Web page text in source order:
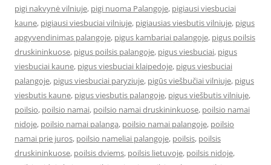
pigi nakvynė vilniuje, pigi nuoma Palangoje, pigiausi viesbuciai
kaune, pigiausi viesbuciai vilniuje, pigiausias viesbutis vilniuje, pigus
apgyvendinimas palangoje, pigus kambariai palangoje, pigus poilsis
druskininkuose, pigus poilsis palangoje, pigus viesbuciai, pigus
viesbuciai kaune, pigus viesbuciai klaipedoje, pigus viesbuciai
palangoje, pigus viesbuciai paryziuje, pigūs viešbučiai vilniuje, pigus
viesbutis kaune, pigus viesbutis palangoje, pigus viešbutis vilniuje,
poilsio, poilsio namai, poilsio namai druskininkuose, poilsio namai
nidoje, poilsio namai palanga, poilsio namai palangoje, poilsio
namai prie juros, poilsio nameliai palangoje, poilsis, poilsis
druskininkuose, poilsis dviems, poilsis lietuvoje, poilsis nidoje,